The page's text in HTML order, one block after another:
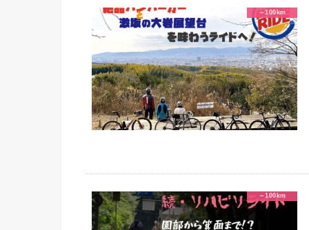
～100km
～100km